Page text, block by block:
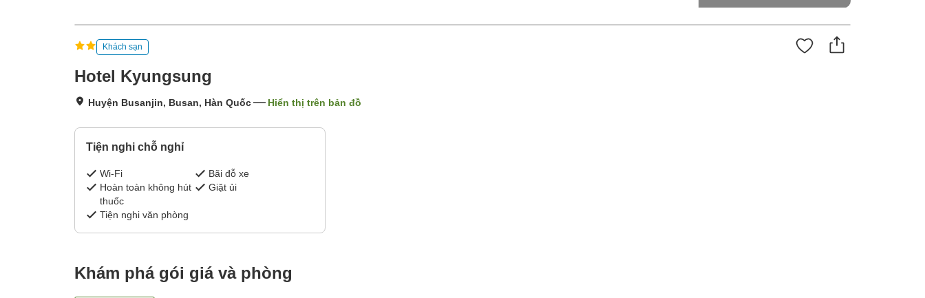
Khách sạn
Hotel Kyungsung
Huyện Busanjin, Busan, Hàn Quốc Hiển thị trên bản đồ
Tiện nghi chỗ nghỉ
Wi-Fi
Bãi đỗ xe
Hoàn toàn không hút
thuốc
Giặt ủi
Tiện nghi văn phòng
Khám phá gói giá và phòng